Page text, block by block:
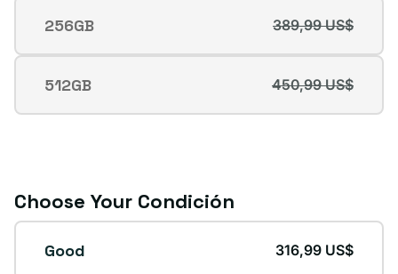
256GB
Variante
agotada
o
no
disponible
389,99 US$
512GB
Variante
agotada
450,99 US$
Choose Your Condición
Condición
Good 316,99 US$